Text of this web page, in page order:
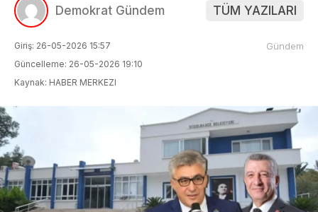
Demokrat Gündem TÜM YAZILARI
Giriş: 26-05-2026 15:57
Güncelleme: 26-05-2026 19:10
Kaynak: HABER MERKEZI
Gündem